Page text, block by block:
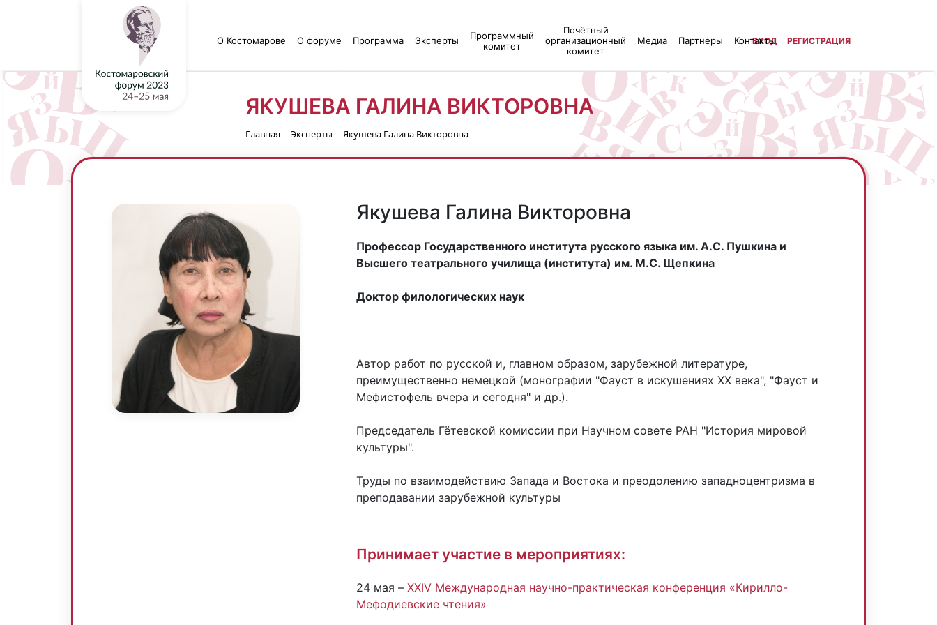
О Костомарове О форуме Программа Эксперты
Программный
комитет
Почётный
организационный
комитет
Медиа Партнеры Контакты
ВХОД РЕГИСТРАЦИЯ
ЯКУШЕВА ГАЛИНА ВИКТОРОВНА
Главная Эксперты Якушева Галина Викторовна
Якушева Галина Викторовна
Профессор Государственного института русского языка им. А.С. Пушкина и
Высшего театрального училища (института) им. М.С. Щепкина
Доктор филологических наук
Автор работ по русской и, главном образом, зарубежной литературе,
преимущественно немецкой (монографии "Фауст в искушениях ХХ века", "Фауст и
Мефистофель вчера и сегодня" и др.).
Председатель Гётевской комиссии при Научном совете РАН "История мировой
культуры".
Труды по взаимодействию Запада и Востока и преодолению западноцентризма в
преподавании зарубежной культуры
Принимает участие в мероприятиях:
24 мая –XXIV Международная научно-практическая конференция «Кирилло-
Мефодиевские чтения»